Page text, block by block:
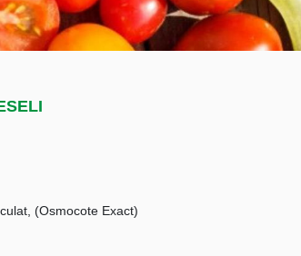
(Osmocote Exact)